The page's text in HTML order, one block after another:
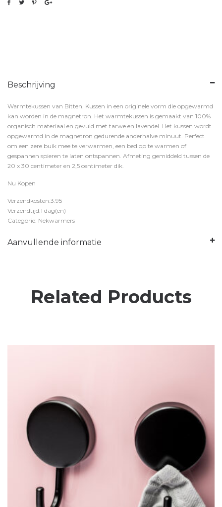
Beschrijving
Warmtekussen van Bitten. Kussen in een originele vorm die opgewarmd
kan worden in de magnetron. Het warmtekussen is gemaakt van 100%
organisch materiaal en gevuld met tarwe en lavendel. Het kussen wordt
opgewarmd in de magnetron gedurende anderhalve minuut. Perfect
om een zere buik mee te verwarmen, een bed op te warmen of
gespannen spieren te laten ontspannen. Afmeting gemiddeld tussen de
20 x 30 centimeter en 2,5 centimeter dik.
Nu Kopen
Verzendkosten:3.95
Verzendtijd:1 dag(en)
Categorie: Nekwarmers
Aanvullende informatie
Related Products